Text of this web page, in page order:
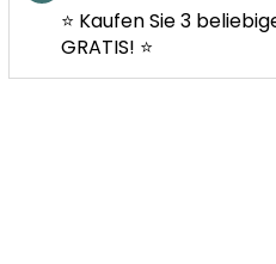
⭐ Kaufen Sie 3
GRATIS! ⭐